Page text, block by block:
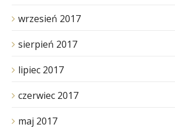
wrzesień 2017
sierpień 2017
lipiec 2017
czerwiec 2017
maj 2017